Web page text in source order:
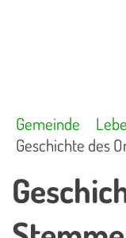
Gemeinde
Geschichte des